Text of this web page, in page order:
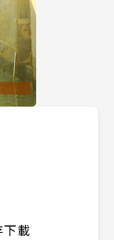
載